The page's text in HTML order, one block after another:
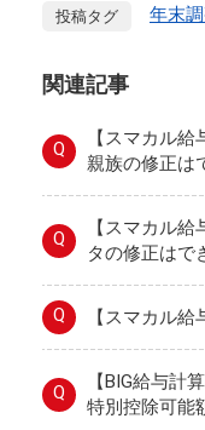
投稿タグ 年末
関連記事
Q
【スマカル
親族の修正は
Q
【スマカル
タの修正はで
Q 【スマカル
Q
【BIG給与計
特別控除可能